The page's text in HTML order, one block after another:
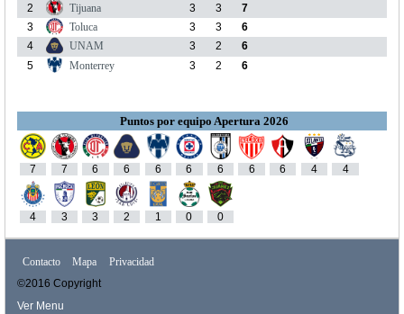
2
Tijuana 3 3
7
3
Toluca 3 3
6
4
UNAM 3 2
6
5
Monterrey 3 2 6
Puntos por equipo Apertura 2026
7 7 6 6 6 6 6 6 6 4 4
4 3 3 2 1 0 0
Contacto Mapa
Privacidad
©2016 Copyright